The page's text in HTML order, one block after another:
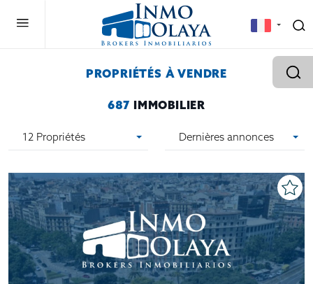
PROPRIÉTÉS À VENDRE
687 IMMOBILIER
12 Propriétés Dernières annonces